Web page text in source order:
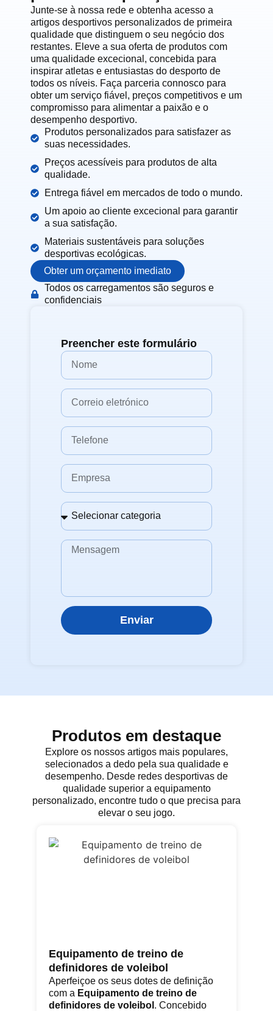
Junte-se à nossa rede e obtenha acesso a
artigos desportivos personalizados de primeira
qualidade que distinguem o seu negócio dos
restantes. Eleve a sua oferta de produtos com
uma qualidade excecional, concebida para
inspirar atletas e entusiastas do desporto de
todos os níveis. Faça parceria connosco para
obter um serviço fiável, preços competitivos e um
compromisso para alimentar a paixão e o
desempenho desportivo.
Produtos personalizados para satisfazer as
suas necessidades.
Preços acessíveis para produtos de alta
qualidade.
Entrega fiável em mercados de todo o mundo.
Um apoio ao cliente excecional para garantir
a sua satisfação.
Materiais sustentáveis para soluções
desportivas ecológicas.
Obter um orçamento imediato
Todos os carregamentos são seguros e
confidenciais
Preencher este formulário
Enviar
Produtos em destaque
Explore os nossos artigos mais populares,
selecionados a dedo pela sua qualidade e
desempenho. Desde redes desportivas de
qualidade superior a equipamento
personalizado, encontre tudo o que precisa para
elevar o seu jogo.
Equipamento de treino de
definidores de voleibol
Aperfeiçoe os seus dotes de definição
com a Equipamento de treino de
definidores de voleibol . Concebido